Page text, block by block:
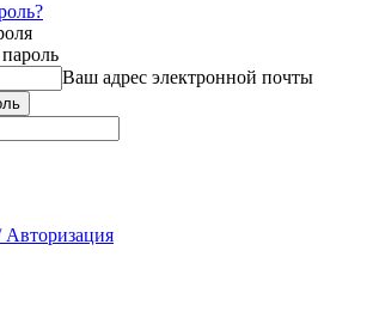
Ваш адрес электронной почты
Авторизация